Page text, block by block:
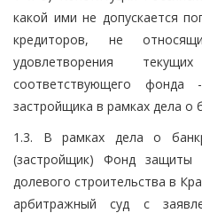
какой ими не допускается
кредиторов, не
удовлетворения
соответствующего фонда
застройщика в рамках дела о
1.3. В рамках дела о
(застройщик) Фонд защиты
долевого строительства в
арбитражный суд с